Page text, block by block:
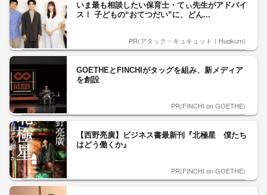
いま最も相談したい保育士・てぃ先生がアドバイ
ス！ 子どもの“おてつだい”に、どん...
PR(アタック・キュキュット｜Hugkum)
GOETHEとFINCHIがタッグを組み、新メディア
を創設
PR(FINCHI on GOETHE)
【西野亮廣】ビジネス書最新刊『北極星 僕たち
はどう働くか』
PR(FINCHI on GOETHE)